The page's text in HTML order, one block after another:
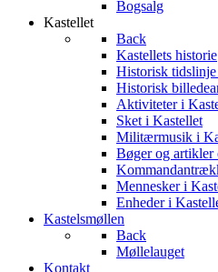
Bogsalg
Kastellet
Back
Kastellets historie
Historisk
Historisk
Aktiviteter i
Sket i Kastellet
Militærmusik i
Bøger og artikler
Mennesker i
Enheder i
Kastelsmøllen
Back
Møllelauget
Kontakt